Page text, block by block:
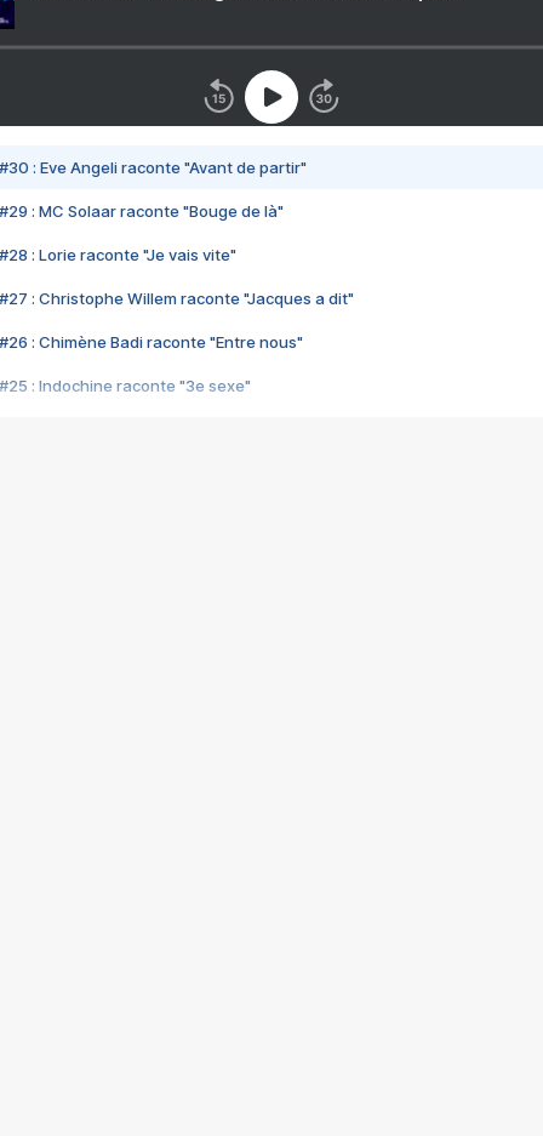
#30 : Eve Angeli raconte "Avant de partir"
#29 : MC Solaar raconte "Bouge de là"
#28 : Lorie raconte "Je vais vite"
#27 : Christophe Willem raconte "Jacques a dit"
#26 : Chimène Badi raconte "Entre nous"
#25 : Indochine raconte "3e sexe"